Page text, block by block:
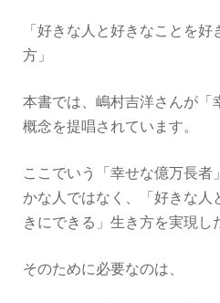
「好きな人と好きなことを
方」
本書では、嶋村吉洋さんが「
概念を提唱されています。
ここでいう「幸せな億万長者
かな人ではなく、「好きな人
きにできる」生き方を実現し
そのために必要なのは、